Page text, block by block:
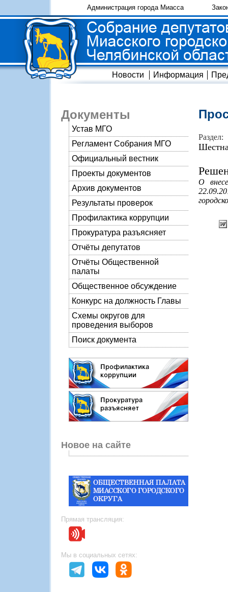
Администрация города Миасса
Новости Информация
Документы
Устав МГО
Регламент Собрания МГО
Официальный вестник
Проекты документов
Архив документов
Результаты проверок
Профилактика коррупции
Прокуратура разъясняет
Отчёты депутатов
Отчёты Общественной
палаты
Общественное обсуждение
Конкурс на должность Главы
Схемы округов для
проведения выборов
Поиск документа
Новое на сайте
Прямая трансляция:
Мы в социальных сетях:
Раздел:
О